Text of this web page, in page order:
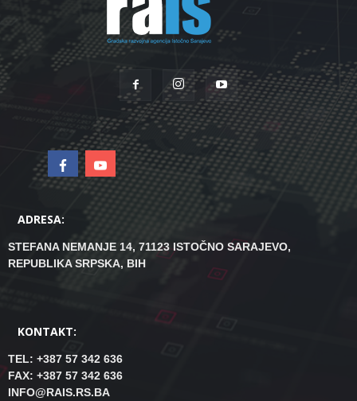
ADRESA:
STEFANA NEMANJE 14, 71123 ISTOČNO SARAJEVO,
REPUBLIKA SRPSKA, BIH
KONTAKT:
TEL: +387 57 342 636
FAX: +387 57 342 636
INFO@RAIS.RS.BA